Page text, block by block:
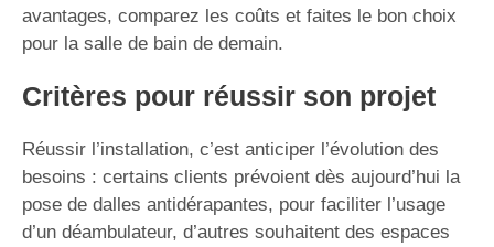
avantages, comparez les coûts et faites le bon choix
pour la salle de bain de demain.
Critères pour réussir son projet
Réussir l’installation, c’est anticiper l’évolution des
besoins : certains clients prévoient dès aujourd’hui la
pose de dalles antidérapantes, pour faciliter l’usage
d’un déambulateur, d’autres souhaitent des espaces